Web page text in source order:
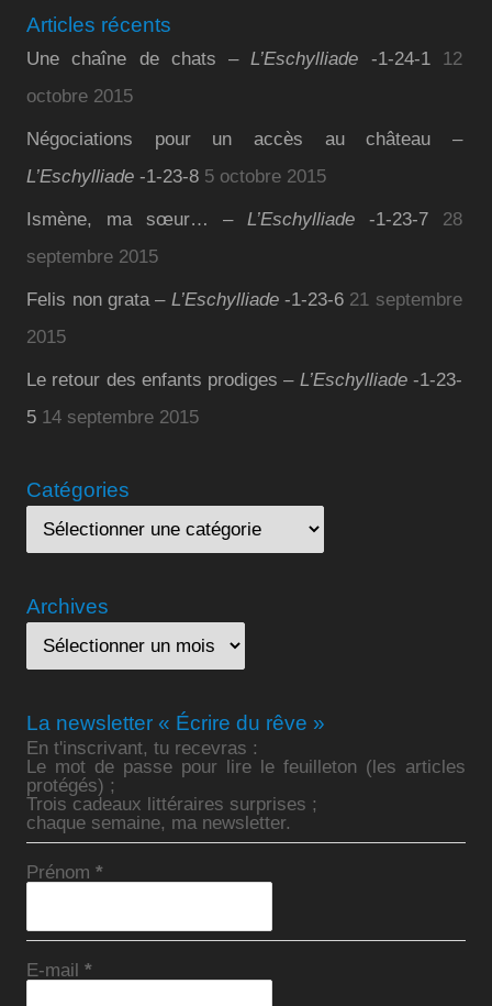
Articles récents
Une chaîne de chats –L’Eschylliade -1-24-1
12
octobre 2015
Négociations pour un accès au château –
L’Eschylliade -1-23-8 5 octobre 2015
Ismène, ma sœur… – L’Eschylliade-1-23-7
28
septembre 2015
Felis non grata – L’Eschylliade-1-23-6 21 septembre
2015
Le retour des enfants prodiges – L’Eschylliade-1-23-
5 14 septembre 2015
Catégories
Archives
La newsletter « Écrire du rêve »
En t'inscrivant, tu recevras :
Le mot de passe pour lire le feuilleton (les articles
protégés) ;
Trois cadeaux littéraires surprises ;
chaque semaine, ma newsletter.
Prénom*
E-mail*